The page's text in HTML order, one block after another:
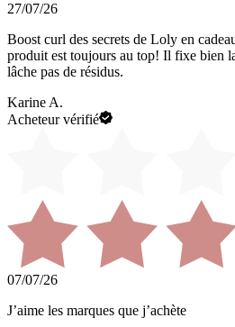
27/07/26
Boost curl des secrets de Loly en
produit est toujours au top! Il fixe bien
lâche pas de résidus.
Karine A.
Acheteur vérifié
07/07/26
J’aime les marques que j’achète